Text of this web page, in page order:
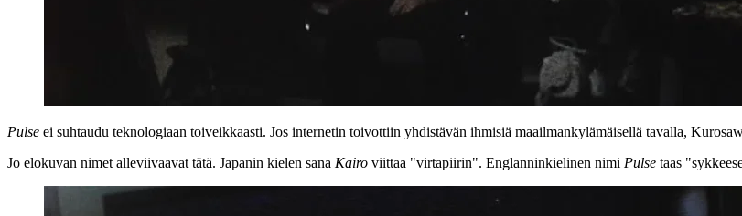
Pulse ei suhtaudu teknologiaan toiveikkaasti. Jos internetin toivottiin yhdistävän ihmisiä maailmankylämäisellä tavalla,
Jo elokuvan nimet alleviivaavat tätä. Japanin kielen sana Kairo viittaa "virtapiirin". Englanninkielinen nimi Pulse taas